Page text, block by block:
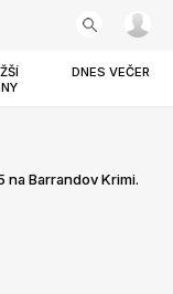
DNES VEČER
na Barrandov Krimi.